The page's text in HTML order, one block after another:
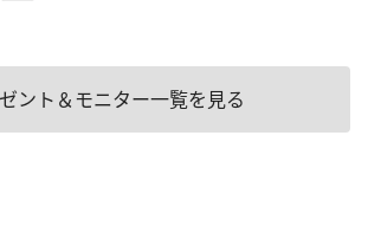
ント＆モニター一覧を見る